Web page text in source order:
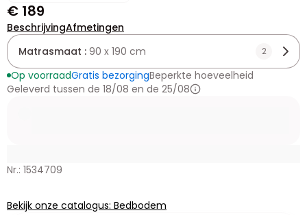
€ 189
BeschrijvingAfmetingen
Matrasmaat : 90 x 190 cm 2
Op voorraadGratis bezorgingBeperkte hoeveelheid
Geleverd tussen de 18/08 en de 25/08
Nr.: 1534709
Bekijk onze catalogus: Bedbodem